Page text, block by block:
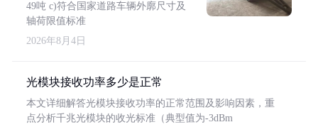
49吨 c)符合国家道路车辆外廓尺寸及
轴荷限值标准
2026年8月4日
光模块接收功率多少是正常
本文详细解答光模块接收功率的正常范围及影响因素，重
点分析千兆光模块的收光标准（典型值为-3dBm